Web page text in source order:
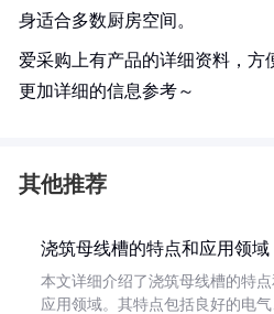
身适合多数厨房空间。
爱采购上有产品的详细资料，方
更加详细的信息参考～
其他推荐
浇筑母线槽的特点和应用领域
本文详细介绍了浇筑母线槽的特点
应用领域。其特点包括良好的电气